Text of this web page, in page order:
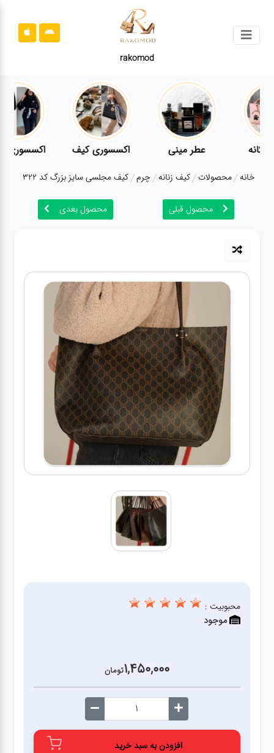
rakomod
محصولات
قوانین
سایت
ارتباط
درباره
محصولات
زنانه
کیف
کودکانه
کیف
عطر مینی اکسسوری کیف اکسسوری لباس
خانه محصولات کیف زنانه چرم کیف مجلسی سایز بزرگ کد 322
محصول قبلی محصول بعدی
محبوبیت :
موجود
1,450,000تومان
افزودن به سبد خرید